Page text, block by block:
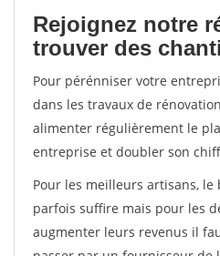
Rejoignez notre
trouver des
Pour pérénniser votre
dans les travaux de
alimenter régulièrement le
entreprise et doubler son
Pour les meilleurs artisans,
parfois suffire mais pour les
augmenter leurs revenus il